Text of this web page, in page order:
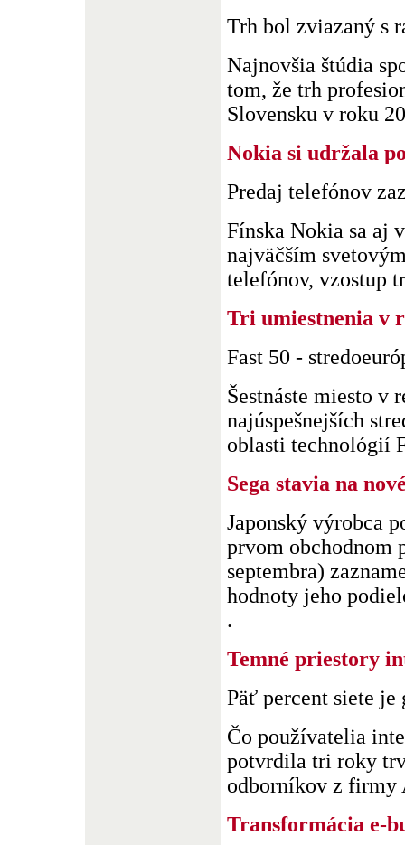
Trh bol zviazaný s
Najnovšia štúdia
tom, že trh
Slovensku v roku
Nokia si udržala
Predaj telefónov
Fínska Nokia sa aj
najväčším
telefónov, vzostup
Tri umiestnenia v
Fast 50 -
Šestnáste miesto v
najúspešnejších
oblasti technológií
Sega stavia na
Japonský výrobca
prvom obchodnom
septembra)
hodnoty jeho
.
Temné priestory
Päť percent siete
Čo používatelia
potvrdila tri roky
odborníkov z firmy
Transformácia e-